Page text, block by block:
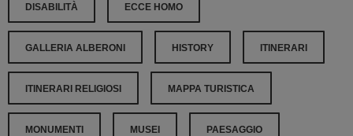
DISABILITÀ ECCE HOMO
GALLERIA ALBERONI HISTORY ITINERARI
ITINERARI RELIGIOSI MAPPA TURISTICA
MONUMENTI MUSEI PAESAGGIO